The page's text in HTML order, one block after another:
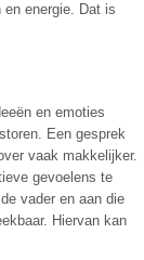
energie. Dat is
en emoties
Een gesprek
vaak makkelijker.
gevoelens te
vader en aan die
Hiervan kan